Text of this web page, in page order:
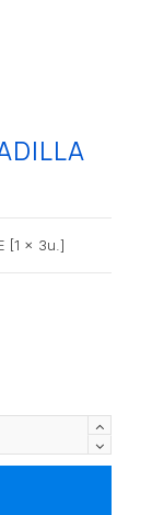
[1 x 3u.]